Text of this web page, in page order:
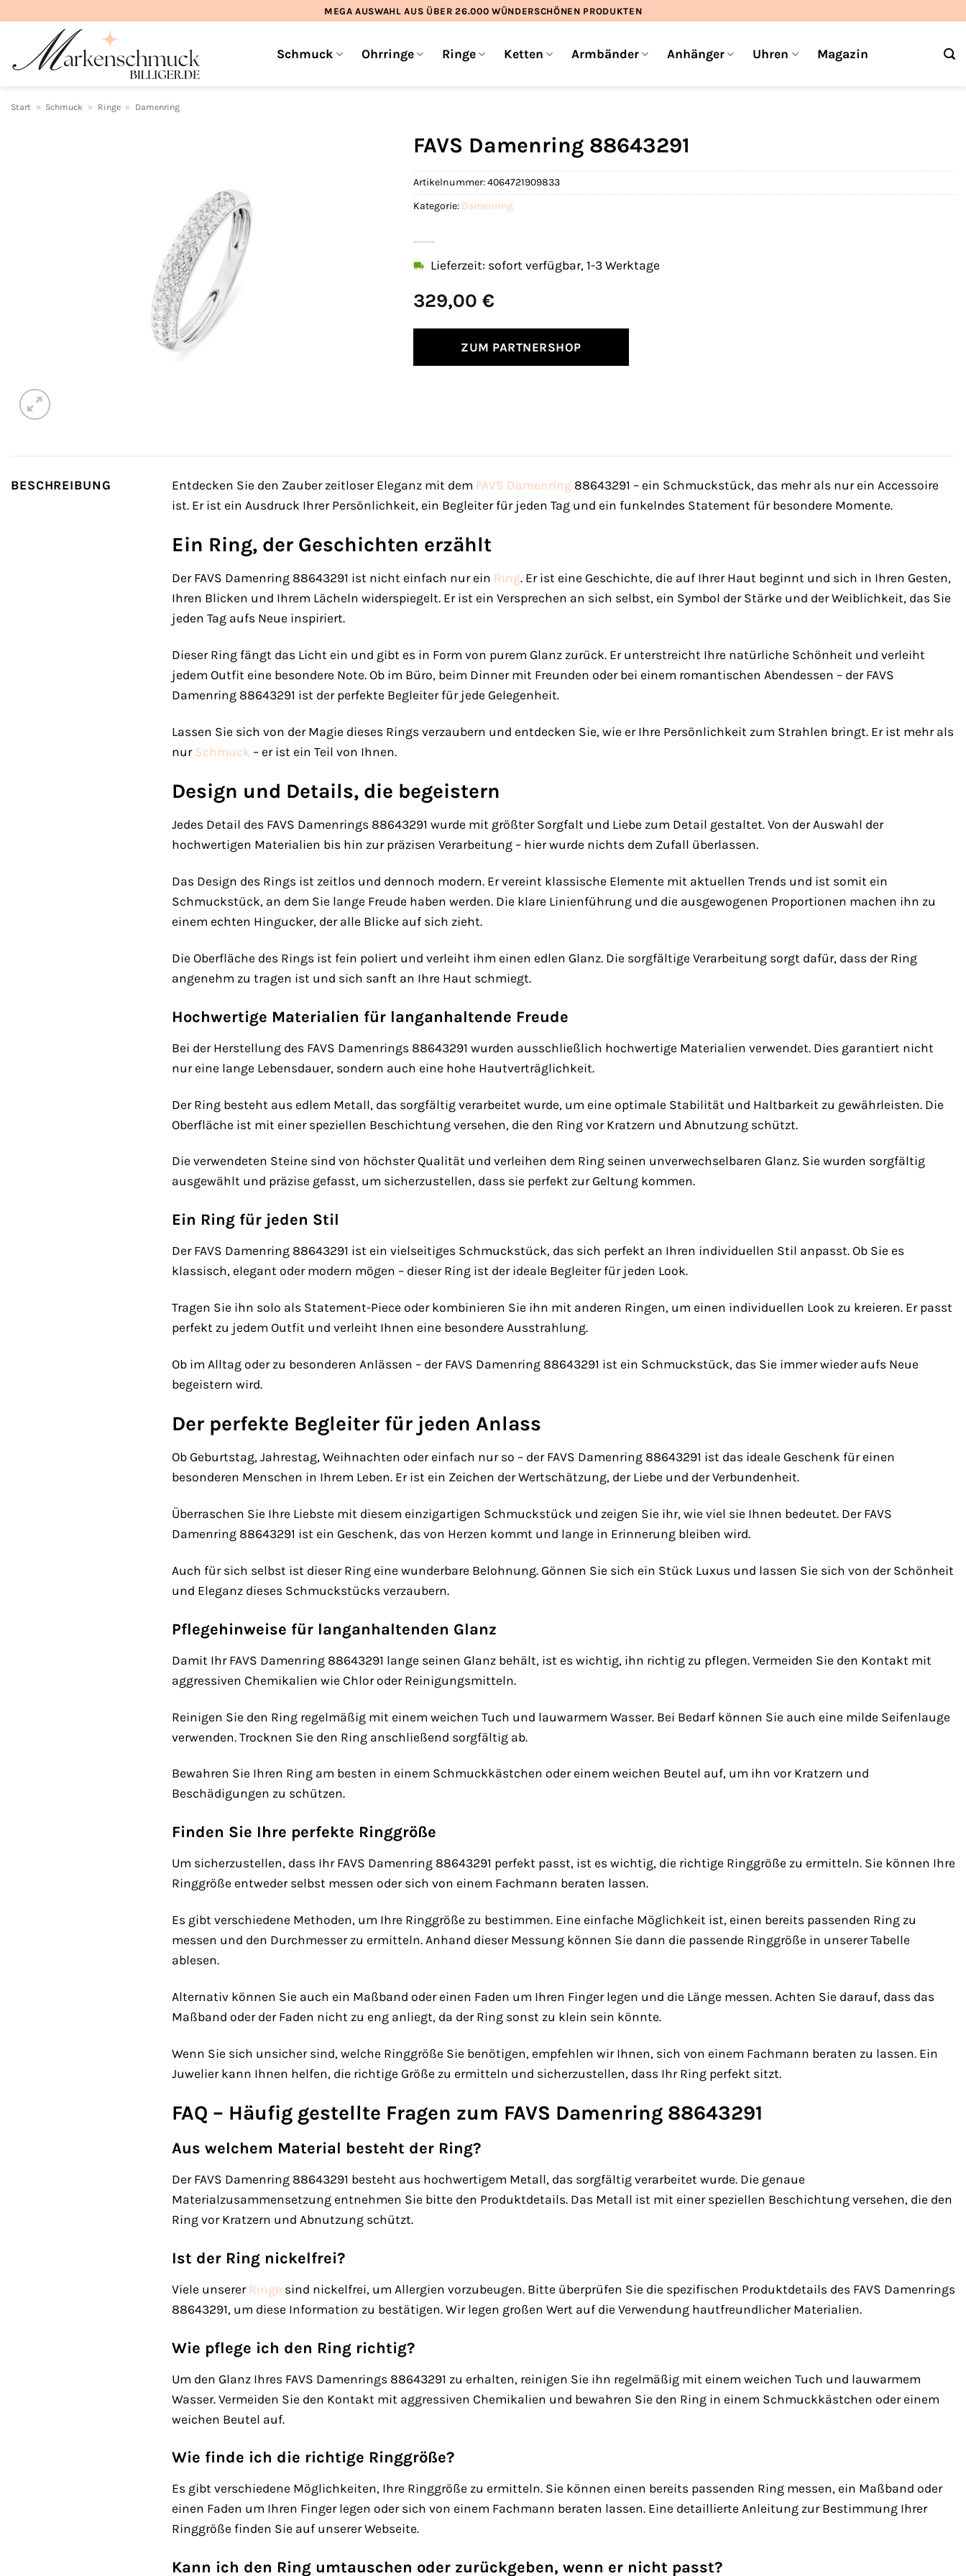
springen
MEGA AUSWAHL AUS ÜBER 26.000 WÜNDERSCHÖNEN PRODUKTEN
Schmuck Ohrringe Ringe Ketten Armbänder Anhänger Uhren Magazin
Start » Schmuck » Ringe » Damenring
FAVS Damenring 88643291
329,00 €
Lieferzeit: sofort verfügbar, 1-3 Werktage
ZUM PARTNERSHOP
Artikelnummer:4064721909833
Kategorie: Damenring
BESCHREIBUNG Entdecken Sie den Zauber zeitloser Eleganz mit dem FAVS Damenring 88643291 – ein Schmuckstück, das mehr als nur ein Accessoire
ist. Er ist ein Ausdruck Ihrer Persönlichkeit, ein Begleiter für jeden Tag und ein funkelndes Statement für besondere Momente.
Ein Ring, der Geschichten erzählt
Der FAVS Damenring 88643291 ist nicht einfach nur ein Ring. Er ist eine Geschichte, die auf Ihrer Haut beginnt und sich in Ihren Gesten,
Ihren Blicken und Ihrem Lächeln widerspiegelt. Er ist ein Versprechen an sich selbst, ein Symbol der Stärke und der Weiblichkeit, das Sie
jeden Tag aufs Neue inspiriert.
Dieser Ring fängt das Licht ein und gibt es in Form von purem Glanz zurück. Er unterstreicht Ihre natürliche Schönheit und verleiht
jedem Outfit eine besondere Note. Ob im Büro, beim Dinner mit Freunden oder bei einem romantischen Abendessen – der FAVS
Damenring 88643291 ist der perfekte Begleiter für jede Gelegenheit.
Lassen Sie sich von der Magie dieses Rings verzaubern und entdecken Sie, wie er Ihre Persönlichkeit zum Strahlen bringt. Er ist mehr als
nur Schmuck – er ist ein Teil von Ihnen.
Design und Details, die begeistern
Jedes Detail des FAVS Damenrings 88643291 wurde mit größter Sorgfalt und Liebe zum Detail gestaltet. Von der Auswahl der
hochwertigen Materialien bis hin zur präzisen Verarbeitung – hier wurde nichts dem Zufall überlassen.
Das Design des Rings ist zeitlos und dennoch modern. Er vereint klassische Elemente mit aktuellen Trends und ist somit ein
Schmuckstück, an dem Sie lange Freude haben werden. Die klare Linienführung und die ausgewogenen Proportionen machen ihn zu
einem echten Hingucker, der alle Blicke auf sich zieht.
Die Oberfläche des Rings ist fein poliert und verleiht ihm einen edlen Glanz. Die sorgfältige Verarbeitung sorgt dafür, dass der Ring
angenehm zu tragen ist und sich sanft an Ihre Haut schmiegt.
Hochwertige Materialien für langanhaltende Freude
Bei der Herstellung des FAVS Damenrings 88643291 wurden ausschließlich hochwertige Materialien verwendet. Dies garantiert nicht
nur eine lange Lebensdauer, sondern auch eine hohe Hautverträglichkeit.
Der Ring besteht aus edlem Metall, das sorgfältig verarbeitet wurde, um eine optimale Stabilität und Haltbarkeit zu gewährleisten. Die
Oberfläche ist mit einer speziellen Beschichtung versehen, die den Ring vor Kratzern und Abnutzung schützt.
Die verwendeten Steine sind von höchster Qualität und verleihen dem Ring seinen unverwechselbaren Glanz. Sie wurden sorgfältig
ausgewählt und präzise gefasst, um sicherzustellen, dass sie perfekt zur Geltung kommen.
Ein Ring für jeden Stil
Der FAVS Damenring 88643291 ist ein vielseitiges Schmuckstück, das sich perfekt an Ihren individuellen Stil anpasst. Ob Sie es
klassisch, elegant oder modern mögen – dieser Ring ist der ideale Begleiter für jeden Look.
Tragen Sie ihn solo als Statement-Piece oder kombinieren Sie ihn mit anderen Ringen, um einen individuellen Look zu kreieren. Er passt
perfekt zu jedem Outfit und verleiht Ihnen eine besondere Ausstrahlung.
Ob im Alltag oder zu besonderen Anlässen – der FAVS Damenring 88643291 ist ein Schmuckstück, das Sie immer wieder aufs Neue
begeistern wird.
Der perfekte Begleiter für jeden Anlass
Ob Geburtstag, Jahrestag, Weihnachten oder einfach nur so – der FAVS Damenring 88643291 ist das ideale Geschenk für einen
besonderen Menschen in Ihrem Leben. Er ist ein Zeichen der Wertschätzung, der Liebe und der Verbundenheit.
Überraschen Sie Ihre Liebste mit diesem einzigartigen Schmuckstück und zeigen Sie ihr, wie viel sie Ihnen bedeutet. Der FAVS
Damenring 88643291 ist ein Geschenk, das von Herzen kommt und lange in Erinnerung bleiben wird.
Auch für sich selbst ist dieser Ring eine wunderbare Belohnung. Gönnen Sie sich ein Stück Luxus und lassen Sie sich von der Schönheit
und Eleganz dieses Schmuckstücks verzaubern.
Pflegehinweise für langanhaltenden Glanz
Damit Ihr FAVS Damenring 88643291 lange seinen Glanz behält, ist es wichtig, ihn richtig zu pflegen. Vermeiden Sie den Kontakt mit
aggressiven Chemikalien wie Chlor oder Reinigungsmitteln.
Reinigen Sie den Ring regelmäßig mit einem weichen Tuch und lauwarmem Wasser. Bei Bedarf können Sie auch eine milde Seifenlauge
verwenden. Trocknen Sie den Ring anschließend sorgfältig ab.
Bewahren Sie Ihren Ring am besten in einem Schmuckkästchen oder einem weichen Beutel auf, um ihn vor Kratzern und
Beschädigungen zu schützen.
Finden Sie Ihre perfekte Ringgröße
Um sicherzustellen, dass Ihr FAVS Damenring 88643291 perfekt passt, ist es wichtig, die richtige Ringgröße zu ermitteln. Sie können Ihre
Ringgröße entweder selbst messen oder sich von einem Fachmann beraten lassen.
Es gibt verschiedene Methoden, um Ihre Ringgröße zu bestimmen. Eine einfache Möglichkeit ist, einen bereits passenden Ring zu
messen und den Durchmesser zu ermitteln. Anhand dieser Messung können Sie dann die passende Ringgröße in unserer Tabelle
ablesen.
Alternativ können Sie auch ein Maßband oder einen Faden um Ihren Finger legen und die Länge messen. Achten Sie darauf, dass das
Maßband oder der Faden nicht zu eng anliegt, da der Ring sonst zu klein sein könnte.
Wenn Sie sich unsicher sind, welche Ringgröße Sie benötigen, empfehlen wir Ihnen, sich von einem Fachmann beraten zu lassen. Ein
Juwelier kann Ihnen helfen, die richtige Größe zu ermitteln und sicherzustellen, dass Ihr Ring perfekt sitzt.
FAQ – Häufig gestellte Fragen zum FAVS Damenring 88643291
Aus welchem Material besteht der Ring?
Der FAVS Damenring 88643291 besteht aus hochwertigem Metall, das sorgfältig verarbeitet wurde. Die genaue
Materialzusammensetzung entnehmen Sie bitte den Produktdetails. Das Metall ist mit einer speziellen Beschichtung versehen, die den
Ring vor Kratzern und Abnutzung schützt.
Ist der Ring nickelfrei?
Viele unserer Ringe sind nickelfrei, um Allergien vorzubeugen. Bitte überprüfen Sie die spezifischen Produktdetails des FAVS Damenrings
88643291, um diese Information zu bestätigen. Wir legen großen Wert auf die Verwendung hautfreundlicher Materialien.
Wie pflege ich den Ring richtig?
Um den Glanz Ihres FAVS Damenrings 88643291 zu erhalten, reinigen Sie ihn regelmäßig mit einem weichen Tuch und lauwarmem
Wasser. Vermeiden Sie den Kontakt mit aggressiven Chemikalien und bewahren Sie den Ring in einem Schmuckkästchen oder einem
weichen Beutel auf.
Wie finde ich die richtige Ringgröße?
Es gibt verschiedene Möglichkeiten, Ihre Ringgröße zu ermitteln. Sie können einen bereits passenden Ring messen, ein Maßband oder
einen Faden um Ihren Finger legen oder sich von einem Fachmann beraten lassen. Eine detaillierte Anleitung zur Bestimmung Ihrer
Ringgröße finden Sie auf unserer Webseite.
Kann ich den Ring umtauschen oder zurückgeben, wenn er nicht passt?